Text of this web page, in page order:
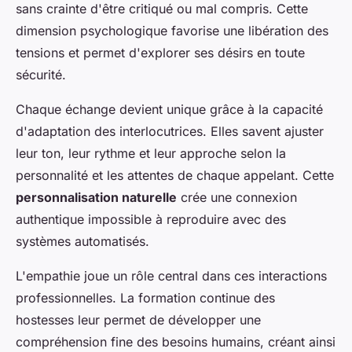
sans crainte d'être critiqué ou mal compris. Cette
dimension psychologique favorise une libération des
tensions et permet d'explorer ses désirs en toute
sécurité.
Chaque échange devient unique grâce à la capacité
d'adaptation des interlocutrices. Elles savent ajuster
leur ton, leur rythme et leur approche selon la
personnalité et les attentes de chaque appelant. Cette
personnalisation naturelle crée une connexion
authentique impossible à reproduire avec des
systèmes automatisés.
L'empathie joue un rôle central dans ces interactions
professionnelles. La formation continue des
hostesses leur permet de développer une
compréhension fine des besoins humains, créant ainsi